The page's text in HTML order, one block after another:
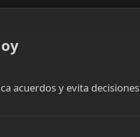
acuerdos y evita